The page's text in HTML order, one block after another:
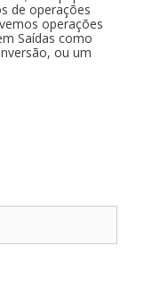
de operações
operações
Saídas como
ou um